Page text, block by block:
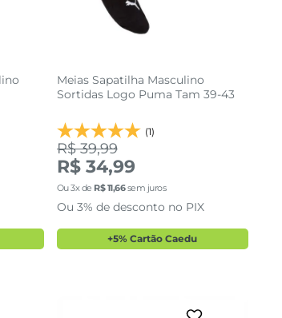
Meias Sapatilha Masculino
Sortidas Logo Puma Tam 39-43
(1)
R$ 39,99
R$ 34,99
Ou3x de R$11,66sem juros
Ou 3% de desconto no PIX
+5% Cartão Caedu
39 AO 43
adicionar a sacola